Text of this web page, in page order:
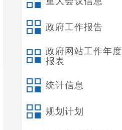
政府工作报告
政府网站工作年度
报表
统计信息
规划计划